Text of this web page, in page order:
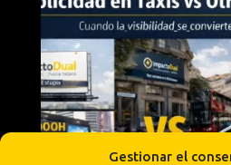
Gestionar el